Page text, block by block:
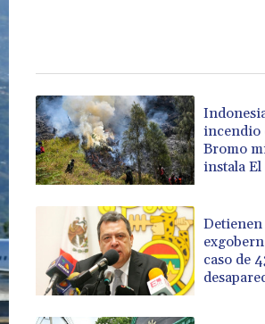
incendio
Bromo
instala
caso de